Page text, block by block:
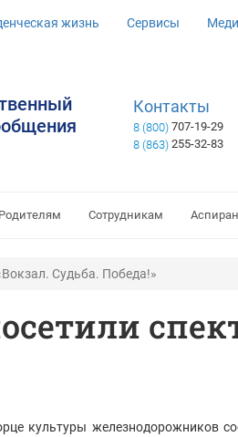
жизнь Сервисы
Контакты
8 (800) 707-19-29
8 (863) 255-32-83
Родителям Сотрудникам
Судьба. Победа!»
культуры железнодорожников